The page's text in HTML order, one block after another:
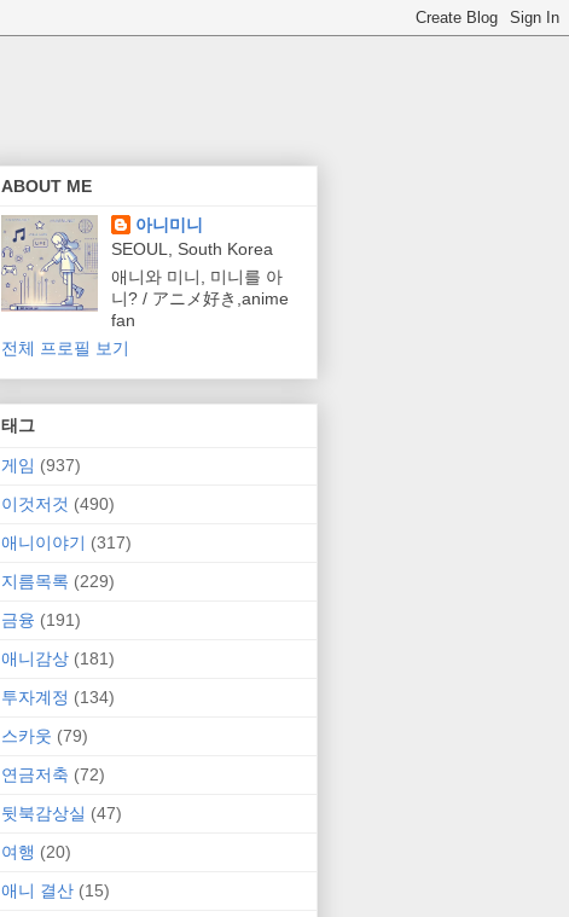
ABOUT ME
아니미니
SEOUL, South Korea
애니와 미니, 미니를 아
니? / アニメ好き,anime
fan
전체 프로필 보기
태그
게임 (937)
이것저것 (490)
애니이야기 (317)
지름목록 (229)
금융 (191)
애니감상 (181)
투자계정 (134)
스카웃 (79)
연금저축 (72)
뒷북감상실 (47)
여행 (20)
애니 결산 (15)